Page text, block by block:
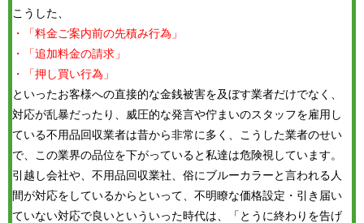
こうした、
・「料金ご案内前の先積み行為」
・「追加料金の請求」
・「押し買い行為」
といったお客様への直接的な金銭被害を及ぼす業者だけでなく、
対応が乱暴だったり、威圧的な発言や佇まいのスタッフを雇用し
ている不用品回収業者は昔から非常に多く、こうした業者のせい
で、この業界の品位を下がっていると私達は危険視しています。
引越し会社や、不用品回収業社、俗にブルーカラーと言われる人
間が対応をしているからといって、不明瞭な価格設定・引き届い
ていない対応で良いといういった時代は、「とうに終わりを告げ